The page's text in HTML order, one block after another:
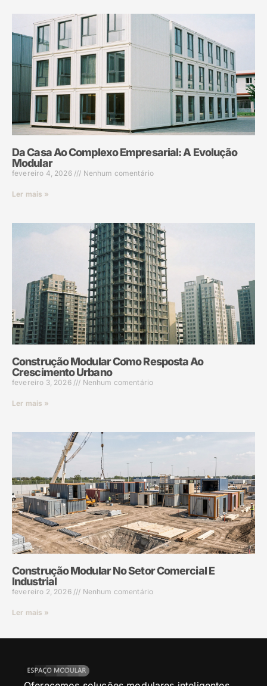
Da Casa Ao Complexo Empresarial: A Evolução
Modular
fevereiro 4, 2026 Nenhum comentário
Ler mais »
Construção Modular Como Resposta Ao
Crescimento Urbano
fevereiro 3, 2026 Nenhum comentário
Ler mais »
Construção Modular No Setor Comercial E
Industrial
fevereiro 2, 2026 Nenhum comentário
Ler mais »